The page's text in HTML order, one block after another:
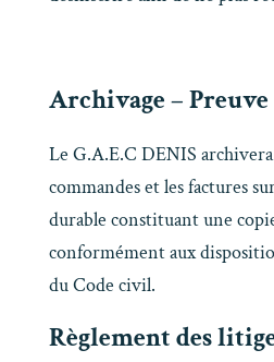
Archivage – Preuve
Le G.A.E.C DENIS archivera
commandes et les factures
durable constituant une
conformément aux
du Code civil.
Règlement des